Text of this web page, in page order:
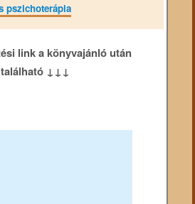
pszichoterápia
link a könyvajánló után
található ↓↓↓